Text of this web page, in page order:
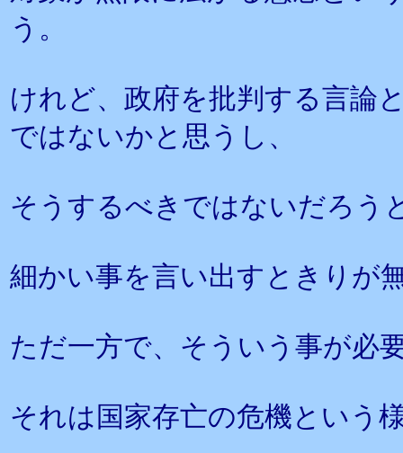
う。
けれど、政府を批判する言論
ではないかと思うし、
そうするべきではないだろう
細かい事を言い出すときりが
ただ一方で、そういう事が必
それは国家存亡の危機という